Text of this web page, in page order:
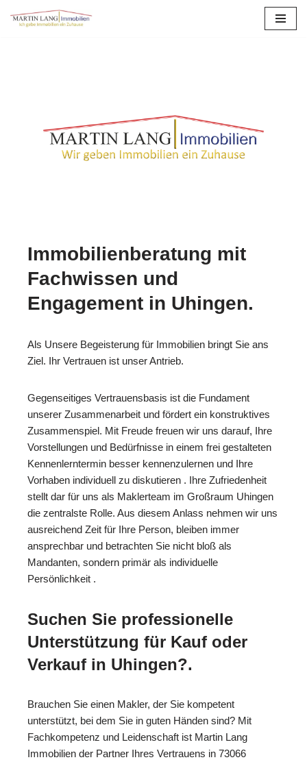
Immobilienberatung mit
Fachwissen und
Engagement in Uhingen.
Als Unsere Begeisterung für Immobilien bringt Sie ans
Ziel. Ihr Vertrauen ist unser Antrieb.
Gegenseitiges Vertrauensbasis ist die Fundament
unserer Zusammenarbeit und fördert ein konstruktives
Zusammenspiel. Mit Freude freuen wir uns darauf, Ihre
Vorstellungen und Bedürfnisse in einem frei gestalteten
Kennenlerntermin besser kennenzulernen und Ihre
Vorhaben individuell zu diskutieren . Ihre Zufriedenheit
stellt dar für uns als Maklerteam im Großraum Uhingen
die zentralste Rolle. Aus diesem Anlass nehmen wir uns
ausreichend Zeit für Ihre Person, bleiben immer
ansprechbar und betrachten Sie nicht bloß als
Mandanten, sondern primär als individuelle
Persönlichkeit .
Suchen Sie professionelle
Unterstützung für Kauf oder
Verkauf in Uhingen?.
Brauchen Sie einen Makler, der Sie kompetent
unterstützt, bei dem Sie in guten Händen sind? Mit
Fachkompetenz und Leidenschaft ist Martin Lang
Immobilien der Partner Ihres Vertrauens in 73066